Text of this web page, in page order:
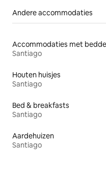
Andere accommodaties
Santiago
Houten huisjes
Santiago
Bed & breakfasts
Santiago
Aardehuizen
Santiago